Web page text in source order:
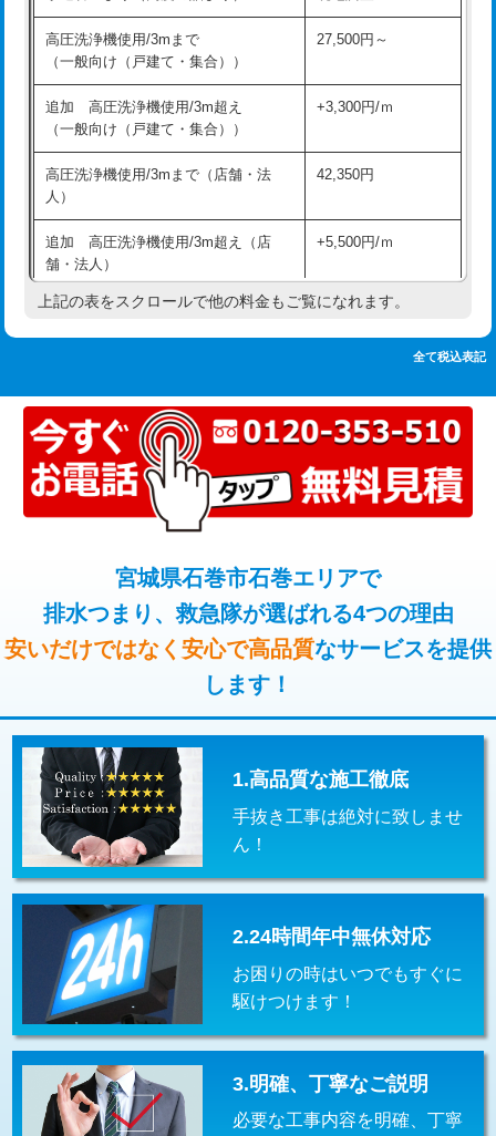
追加人工 16,500円
廃棄・処分 現場見積
※給水管工事は20mmまでの価格です。
持込商品取付（混合水栓）
持込商品取付（浄水器・分岐水栓） 16,500円
業）
排水管工事（追加 排水管工事/3ｍ超
え）
マス交換（土の掘削・埋め戻し作業） 11,000円~
マス交換（深さ50㎝以上） 66,000円
コンクリート斫り（厚さ10㎝まで） 27,500円
コンクリート斫り（厚さ10㎝超え） 38,500円
モルタル補修（厚さ10㎝まで） 27,500円
モルタル補修（厚さ10㎝超え） 38,500円
追加人工 16,500円
高圧洗浄機使用/3mまで
（一般向け（戸建て・集合））
27,500円～
追加 高圧洗浄機使用/3m超え
（一般向け（戸建て・集合））
+3,300円/ｍ
高圧洗浄機使用/3mまで（店舗・法
人）
42,350円
追加 高圧洗浄機使用/3m超え（店
舗・法人）
+5,500円/ｍ
高度高圧洗浄換 現地調査
トーラー機使用/3mまで 33,000円
追加トーラー機使用/3m超え +3,300円
カメラ調査 33,000円
止水・漏水調査・防水処理・清掃・修
理・調整・分解・加工など（軽作業）
11,000円
止水・漏水調査・防水処理・清掃・修
理・調整・分解・加工など（中作業）
22,000円
止水・漏水調査・防水処理・清掃・修
理・調整・分解・加工など（重作業）
33,000円
その他部品の脱着 8,800円～
交換・取付（タンク） 22,000円+材料費
交換・取付(単水栓（壁付・デッキ
式）)
13,200円+材料費
交換・取付(混合水栓（壁付・デッキ
式・ワンホール）)
16,500円+材料費
交換・取付(排水栓・排水トラップ
（P/S/ポップアップ））
22,000円+材料費
交換・取付（その他部品） 11,000円+材料費
持込商品取付（単水栓） 13,200円
上記の表をスクロールで他の料金もご覧になれます。
全て税込表記
宮城県石巻市石巻エリアで
排水つまり、救急隊が選ばれる4つの理由
安いだけではなく安心で高品質なサービスを提供
します！
1.高品質な施工徹底
手抜き工事は絶対に致しませ
ん！
2.24時間年中無休対応
お困りの時はいつでもすぐに
駆けつけます！
3.明確、丁寧なご説明
必要な工事内容を明確、丁寧